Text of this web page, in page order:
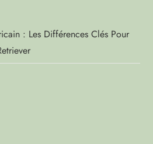
: Les Différences Clés Pour